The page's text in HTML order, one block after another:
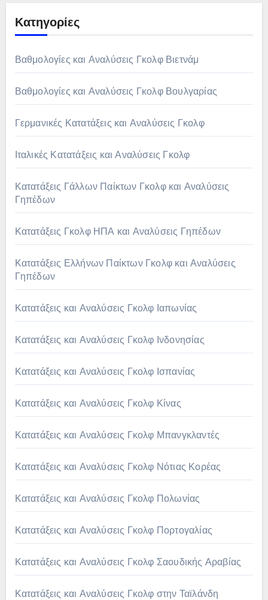
Κατηγορίες
Βαθμολογίες και Αναλύσεις Γκολφ Βιετνάμ
Βαθμολογίες και Αναλύσεις Γκολφ Βουλγαρίας
Γερμανικές Κατατάξεις και Αναλύσεις Γκολφ
Ιταλικές Κατατάξεις και Αναλύσεις Γκολφ
Κατατάξεις Γάλλων Παίκτων Γκολφ και Αναλύσεις
Γηπέδων
Κατατάξεις Γκολφ ΗΠΑ και Αναλύσεις Γηπέδων
Κατατάξεις Ελλήνων Παίκτων Γκολφ και Αναλύσεις
Γηπέδων
Κατατάξεις και Αναλύσεις Γκολφ Ιαπωνίας
Κατατάξεις και Αναλύσεις Γκολφ Ινδονησίας
Κατατάξεις και Αναλύσεις Γκολφ Ισπανίας
Κατατάξεις και Αναλύσεις Γκολφ Κίνας
Κατατάξεις και Αναλύσεις Γκολφ Μπανγκλαντές
Κατατάξεις και Αναλύσεις Γκολφ Νότιας Κορέας
Κατατάξεις και Αναλύσεις Γκολφ Πολωνίας
Κατατάξεις και Αναλύσεις Γκολφ Πορτογαλίας
Κατατάξεις και Αναλύσεις Γκολφ Σαουδικής Αραβίας
Κατατάξεις και Αναλύσεις Γκολφ στην Ταϊλάνδη